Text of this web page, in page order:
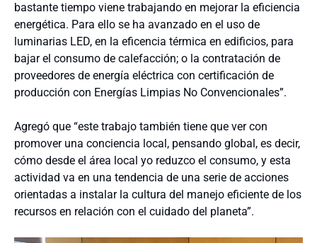
bastante tiempo viene trabajando en mejorar la eficiencia
energética. Para ello se ha avanzado en el uso de
luminarias LED, en la eficencia térmica en edificios, para
bajar el consumo de calefacción; o la contratación de
proveedores de energía eléctrica con certificación de
producción con Energías Limpias No Convencionales”.
Agregó que “este trabajo también tiene que ver con
promover una conciencia local, pensando global, es decir,
cómo desde el área local yo reduzco el consumo, y esta
actividad va en una tendencia de una serie de acciones
orientadas a instalar la cultura del manejo eficiente de los
recursos en relación con el cuidado del planeta”.